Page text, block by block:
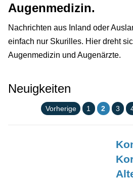
Augenmedizin.
Nachrichten aus Inland oder
einfach nur Skurilles. Hier dreht
Augenmedizin und Augenärzte.
Neuigkeiten
Vorherige 1 2 3